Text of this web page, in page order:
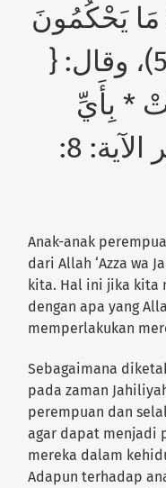
مَا يَحْكُمُونَ
}(النحل الآية 58: 59)، وقال: {
* بِأَيِّ
ذَنْبٍ قُتِلَتْ }(التكوير الآية: 8:
Anak-anak
dari Allah ‘Azza wa
kita. Hal ini jika kita
dengan apa yang
memperlakukan
Sebagaimana
pada zaman
perempuan dan
agar dapat menjadi
mereka dalam
Adapun terhadap